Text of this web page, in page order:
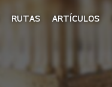
RUTAS ARTÍCULOS